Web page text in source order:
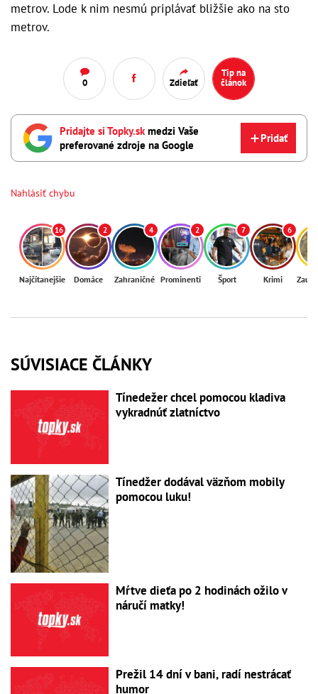
metrov. Lode k nim nesmú priplávať bližšie ako na sto
metrov.
0 Zdieľať
Tip na
článok
Pridajte si Topky.sk medzi Vaše
preferované zdroje na Google
Pridať
Nahlásiť chybu
16
Najčítanejšie
2
Domáce
4
Zahraničné
2
Prominenti
7
Šport
6
Krimi
SÚVISIACE ČLÁNKY
Tínedežer chcel pomocou kladiva
vykradnúť zlatníctvo
Tínedžer dodával väzňom mobily
pomocou luku!
Mŕtve dieťa po 2 hodinách ožilo v
náručí matky!
Prežil 14 dní v bani, radí nestrácať
humor